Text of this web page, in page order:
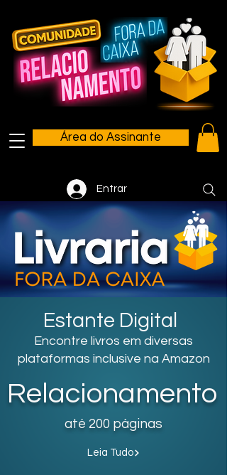
Área do Assinante
Entrar
Estante Digital
Encontre livros em diversas
plataformas inclusive na Amazon
Relacionamento
até 200 páginas
Leia Tudo